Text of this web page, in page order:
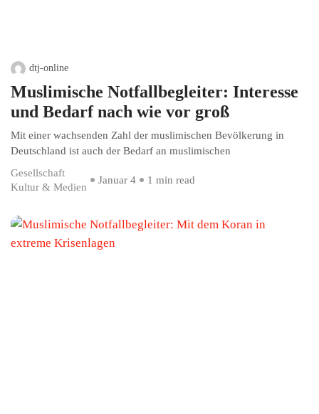
dtj-online
Muslimische Notfallbegleiter: Interesse
und Bedarf nach wie vor groß
Mit einer wachsenden Zahl der muslimischen Bevölkerung in
Deutschland ist auch der Bedarf an muslimischen
Gesellschaft
Kultur & Medien
Januar 4 1 min read